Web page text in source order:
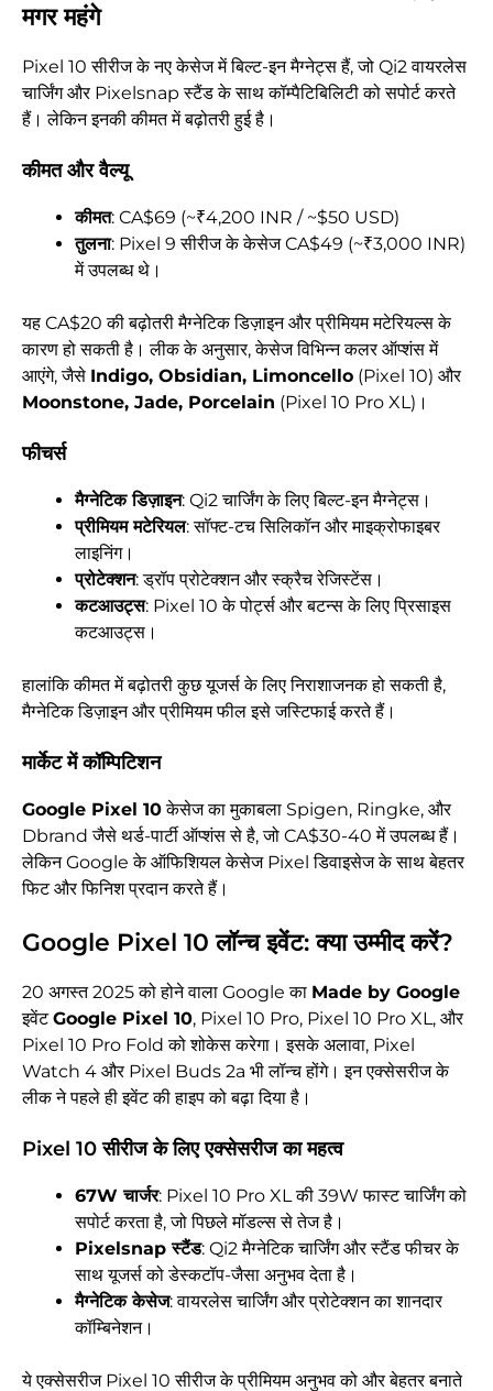
मगर महंगे
Pixel 10 सीरीज के नए केसेज में बिल्ट-इन मैग्नेट्स हैं, जो Qi2 वायरलेस
चार्जिंग और Pixelsnap स्टैंड के साथ कॉम्पैटिबिलिटी को सपोर्ट करते
हैं। लेकिन इनकी कीमत में बढ़ोतरी हुई है।
कीमत और वैल्यू
कीमत: CA$69 (~₹4,200 INR / ~$50 USD)
तुलना: Pixel 9 सीरीज के केसेज CA$49 (~₹3,000 INR)
में उपलब्ध थे।
यह CA$20 की बढ़ोतरी मैग्नेटिक डिज़ाइन और प्रीमियम मटेरियल्स के
कारण हो सकती है। लीक के अनुसार, केसेज विभिन्न कलर ऑप्शंस में
आएंगे, जैसे Indigo, Obsidian, Limoncello (Pixel 10) और
Moonstone, Jade, Porcelain (Pixel 10 Pro XL)।
फीचर्स
मैग्नेटिक डिज़ाइन: Qi2 चार्जिंग के लिए बिल्ट-इन मैग्नेट्स।
प्रीमियम मटेरियल: सॉफ्ट-टच सिलिकॉन और माइक्रोफाइबर
लाइनिंग।
प्रोटेक्शन: ड्रॉप प्रोटेक्शन और स्क्रैच रेजिस्टेंस।
कटआउट्स: Pixel 10 के पोर्ट्स और बटन्स के लिए प्रिसाइस
कटआउट्स।
हालांकि कीमत में बढ़ोतरी कुछ यूजर्स के लिए निराशाजनक हो सकती है,
मैग्नेटिक डिज़ाइन और प्रीमियम फील इसे जस्टिफाई करते हैं।
मार्केट में कॉम्पिटिशन
Google Pixel 10केसेज का मुकाबला Spigen, Ringke, और
Dbrand जैसे थर्ड-पार्टी ऑप्शंस से है, जो CA$30-40 में उपलब्ध हैं।
लेकिन Google के ऑफिशियल केसेज Pixel डिवाइसेज के साथ बेहतर
फिट और फिनिश प्रदान करते हैं।
Google Pixel 10 लॉन्च इवेंट: क्या उम्मीद करें?
20 अगस्त 2025 को होने वाला Google का Made by Google
इवेंटGoogle Pixel 10, Pixel 10 Pro, Pixel 10 Pro XL, और
Pixel 10 Pro Fold को शोकेस करेगा। इसके अलावा, Pixel
Watch 4 और Pixel Buds 2a भी लॉन्च होंगे। इन एक्सेसरीज के
लीक ने पहले ही इवेंट की हाइप को बढ़ा दिया है।
Pixel 10 सीरीज के लिए एक्सेसरीज का महत्व
67W चार्जर: Pixel 10 Pro XL की 39W फास्ट चार्जिंग को
सपोर्ट करता है, जो पिछले मॉडल्स से तेज है।
Pixelsnap स्टैंड: Qi2 मैग्नेटिक चार्जिंग और स्टैंड फीचर के
साथ यूजर्स को डेस्कटॉप-जैसा अनुभव देता है।
मैग्नेटिक केसेज: वायरलेस चार्जिंग और प्रोटेक्शन का शानदार
कॉम्बिनेशन।
ये एक्सेसरीज Pixel 10 सीरीज के प्रीमियम अनुभव को और बेहतर बनाते